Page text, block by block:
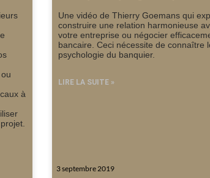
à
Une vidéo de Thierry Goemans qui
construire une relation harmonieuse
votre entreprise ou négocier
bancaire. Ceci nécessite de connaître
psychologie du banquier.
LIRE LA SUITE »
3 septembre 2019